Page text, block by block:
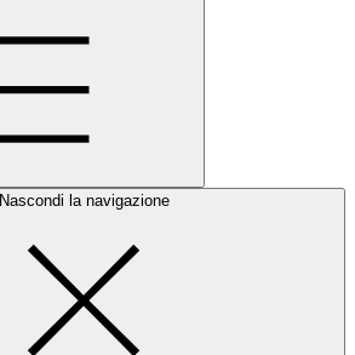
Nascondi la navigazione